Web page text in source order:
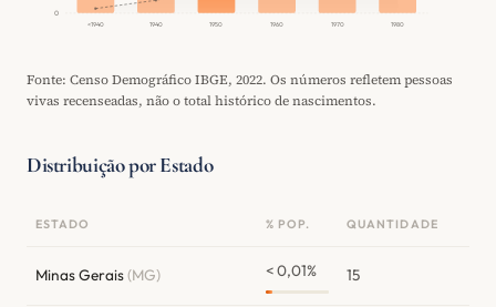
0
<1940 1940 1950 1960 1970 1980
Fonte: Censo Demográfico IBGE, 2022. Os números refletem pessoas
vivas recenseadas, não o total histórico de nascimentos.
Distribuição por Estado
ESTADO % POP. QUANTIDADE
Minas Gerais(MG) < 0,01% 15